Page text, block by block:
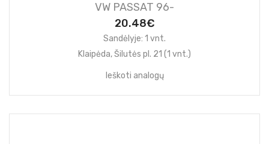
VW PASSAT 96-
20.48€
Sandėlyje: 1 vnt.
Klaipėda, Šilutės pl. 21 (1 vnt.)
Ieškoti analogų